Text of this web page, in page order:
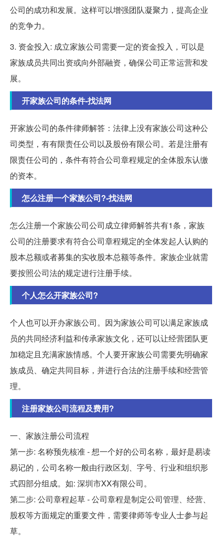
公司的成功和发展。这样可以增强团队凝聚力，提高企业
的竞争力。
3. 资金投入: 成立家族公司需要一定的资金投入，可以是
家族成员共同出资或向外部融资，确保公司正常运营和发
展。
开家族公司的条件-找法网
开家族公司的条件律师解答：法律上没有家族公司这种公
司类型，有有限责任公司以及股份有限公司。若是注册有
限责任公司的，条件有符合公司章程规定的全体股东认缴
的资本。
怎么注册一个家族公司?-找法网
怎么注册一个家族公司公司成立律师解答共有1条，家族
公司的注册要求有符合公司章程规定的全体发起人认购的
股本总额或者募集的实收股本总额等条件。家族企业就需
要按照公司法的规定进行注册手续。
个人怎么开家族公司?
个人也可以开办家族公司。因为家族公司可以满足家族成
员的共同经济利益和传承家族文化，还可以让经营团队更
加稳定且充满家族情感。个人要开家族公司需要先明确家
族成员、确定共同目标，并进行合法的注册手续和经营管
理。
注册家族公司流程及费用?
一、家族注册公司流程
第一步: 名称预先核准 - 想一个好的公司名称，最好是易读
易记的，公司名称一般由行政区划、字号、行业和组织形
式四部分组成。如: 深圳市XX有限公司。
第二步: 公司章程起草 - 公司章程是制定公司管理、经营、
股权等方面规定的重要文件，需要律师等专业人士参与起
草。